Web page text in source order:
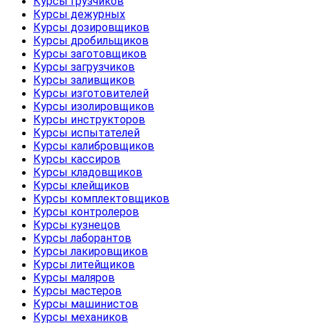
Курсы дежурных
Курсы дозировщиков
Курсы дробильщиков
Курсы заготовщиков
Курсы загрузчиков
Курсы заливщиков
Курсы изготовителей
Курсы изолировщиков
Курсы инструкторов
Курсы испытателей
Курсы калибровщиков
Курсы кассиров
Курсы кладовщиков
Курсы клейщиков
Курсы комплектовщиков
Курсы контролеров
Курсы кузнецов
Курсы лаборантов
Курсы лакировщиков
Курсы литейщиков
Курсы маляров
Курсы мастеров
Курсы машинистов
Курсы механиков